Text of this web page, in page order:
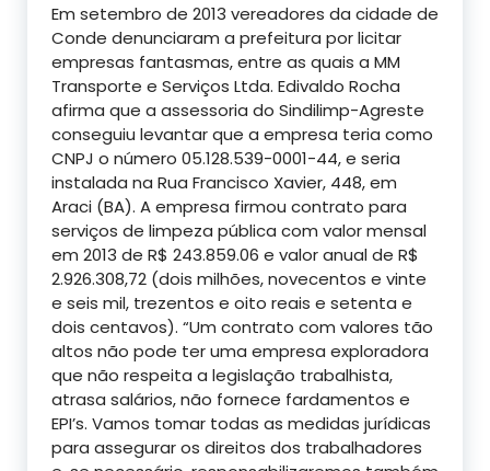
Em setembro de 2013 vereadores da cidade de
Conde denunciaram a prefeitura por licitar
empresas fantasmas, entre as quais a MM
Transporte e Serviços Ltda. Edivaldo Rocha
afirma que a assessoria do Sindilimp-Agreste
conseguiu levantar que a empresa teria como
CNPJ o número 05.128.539-0001-44, e seria
instalada na Rua Francisco Xavier, 448, em
Araci (BA). A empresa firmou contrato para
serviços de limpeza pública com valor mensal
em 2013 de R$ 243.859.06 e valor anual de R$
2.926.308,72 (dois milhões, novecentos e vinte
e seis mil, trezentos e oito reais e setenta e
dois centavos). “Um contrato com valores tão
altos não pode ter uma empresa exploradora
que não respeita a legislação trabalhista,
atrasa salários, não fornece fardamentos e
EPI’s. Vamos tomar todas as medidas jurídicas
para assegurar os direitos dos trabalhadores